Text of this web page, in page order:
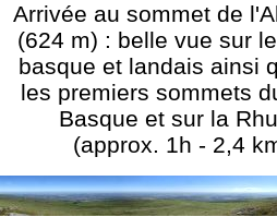
Arrivée au sommet de
(624 m) : belle vue sur
basque et landais ainsi
les premiers sommets
Basque et sur la
(approx. 1h - 2,4